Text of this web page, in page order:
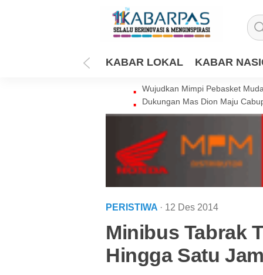
KABAR LOKAL KABAR
Wujudkan Mimpi Pebasket
Dukungan Mas Dion Maju
PERISTIWA · 12 Des 2014
Minibus Tabrak
Hingga Satu Jam